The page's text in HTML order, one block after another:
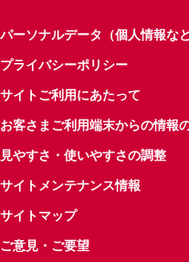
パーソナルデータ（個人情報な
プライバシーポリシー
サイトご利用にあたって
お客さまご利用端末からの情報
見やすさ・使いやすさの調整
サイトメンテナンス情報
サイトマップ
ご意見・ご要望